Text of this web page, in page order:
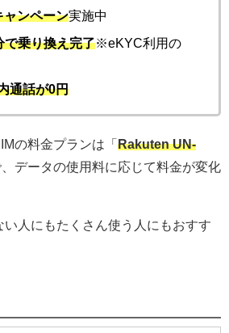
ャンペーン実施中
で乗り換え完了※eKYC利用の
通話が0円
の料金プランは「 Rakuten UN-
、データの使用料に応じて料金が変化
い人にもたくさん使う人にもおすす